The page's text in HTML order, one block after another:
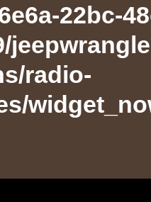
22bc-
radio-